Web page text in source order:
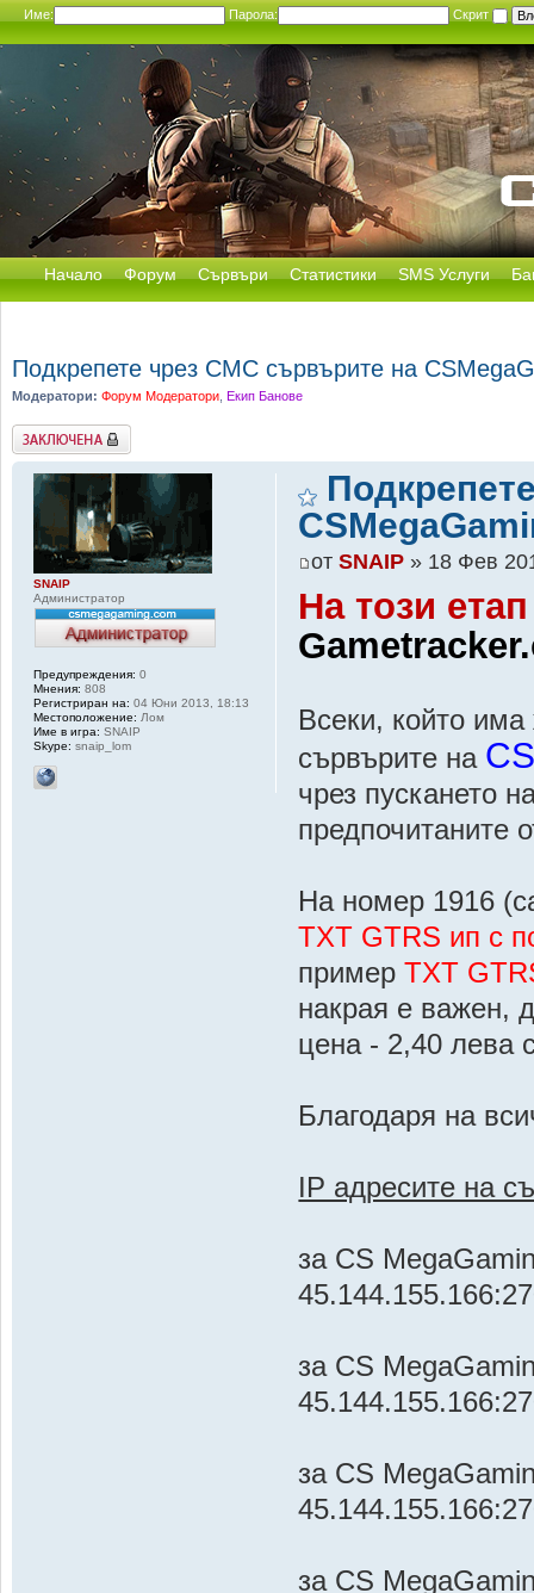
Име: Парола: Скрит
Начало Форум Сървъри Статистики SMS Услуги
Подкрепете чрез СМС сървърите на
Модератори: Форум Модератори Екип Банове
Заключена
отSNAIP » 18 Фев
На този етап
Всеки, който
сървърите на
чрез пускането
предпочитаните
На номер 1916
TXT GTRS ип с
примерTXT
накрая е важен,
цена - 2,40 лева
Благодаря на
IP адресите на
за CS
за CS
за CS
за CS
SNAIP
Администратор
Предупреждения: 0
Мнения: 808
Регистриран на: 04 Юни 2013, 18:13
Местоположение: Лом
Име в игра: SNAIP
Skype: snaip_lom